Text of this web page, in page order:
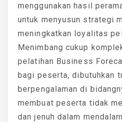
menggunakan hasil
untuk menyusun strategi
meningkatkan loyalitas
Menimbang cukup
pelatihan Business
bagi peserta, dibutuhkan
berpengalaman di
membuat peserta tidak
dan jenuh dalam